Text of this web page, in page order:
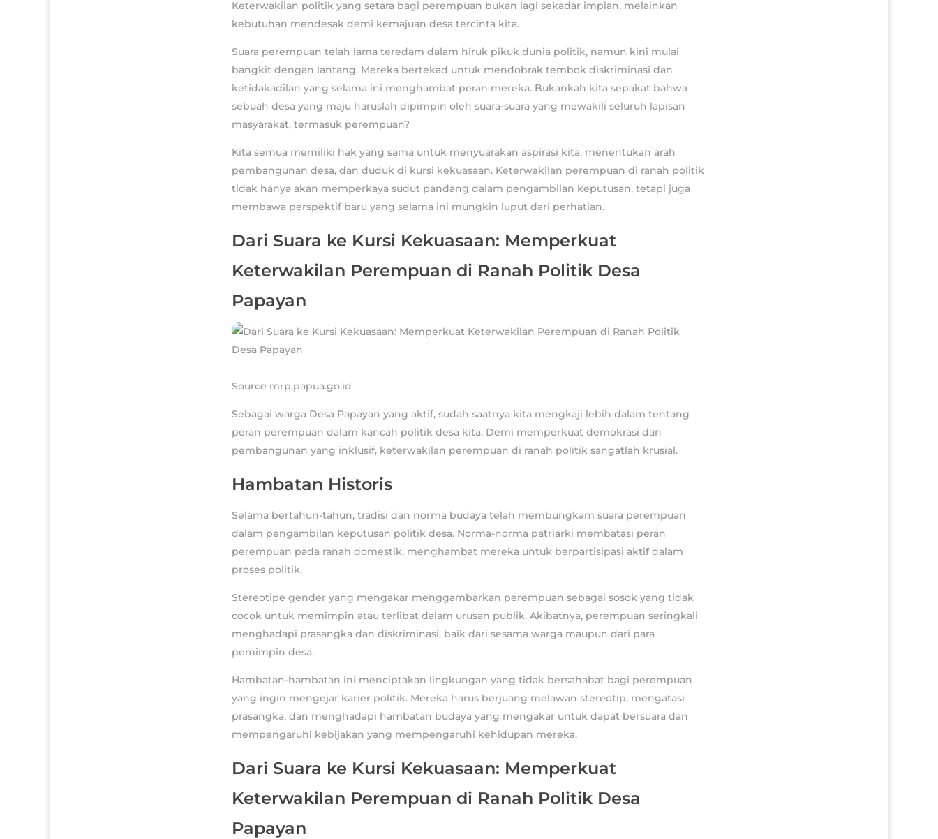
Keterwakilan politik yang setara bagi perempuan bukan lagi sekadar impian, melainkan
kebutuhan mendesak demi kemajuan desa tercinta kita.
Suara perempuan telah lama teredam dalam hiruk pikuk dunia politik, namun kini mulai
bangkit dengan lantang. Mereka bertekad untuk mendobrak tembok diskriminasi dan
ketidakadilan yang selama ini menghambat peran mereka. Bukankah kita sepakat bahwa
sebuah desa yang maju haruslah dipimpin oleh suara-suara yang mewakili seluruh lapisan
masyarakat, termasuk perempuan?
Kita semua memiliki hak yang sama untuk menyuarakan aspirasi kita, menentukan arah
pembangunan desa, dan duduk di kursi kekuasaan. Keterwakilan perempuan di ranah politik
tidak hanya akan memperkaya sudut pandang dalam pengambilan keputusan, tetapi juga
membawa perspektif baru yang selama ini mungkin luput dari perhatian.
Dari Suara ke Kursi Kekuasaan: Memperkuat
Keterwakilan Perempuan di Ranah Politik Desa
Papayan
Source mrp.papua.go.id
Sebagai warga Desa Papayan yang aktif, sudah saatnya kita mengkaji lebih dalam tentang
peran perempuan dalam kancah politik desa kita. Demi memperkuat demokrasi dan
pembangunan yang inklusif, keterwakilan perempuan di ranah politik sangatlah krusial.
Hambatan Historis
Selama bertahun-tahun, tradisi dan norma budaya telah membungkam suara perempuan
dalam pengambilan keputusan politik desa. Norma-norma patriarki membatasi peran
perempuan pada ranah domestik, menghambat mereka untuk berpartisipasi aktif dalam
proses politik.
Stereotipe gender yang mengakar menggambarkan perempuan sebagai sosok yang tidak
cocok untuk memimpin atau terlibat dalam urusan publik. Akibatnya, perempuan seringkali
menghadapi prasangka dan diskriminasi, baik dari sesama warga maupun dari para
pemimpin desa.
Hambatan-hambatan ini menciptakan lingkungan yang tidak bersahabat bagi perempuan
yang ingin mengejar karier politik. Mereka harus berjuang melawan stereotip, mengatasi
prasangka, dan menghadapi hambatan budaya yang mengakar untuk dapat bersuara dan
mempengaruhi kebijakan yang mempengaruhi kehidupan mereka.
Dari Suara ke Kursi Kekuasaan: Memperkuat
Keterwakilan Perempuan di Ranah Politik Desa
Papayan